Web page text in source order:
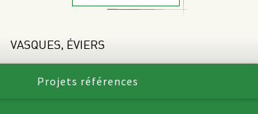
VASQUES, ÉVIERS
Projets références